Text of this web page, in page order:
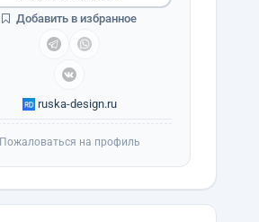
ruska-design.ru
Добавить в избранное
Пожаловаться на профиль